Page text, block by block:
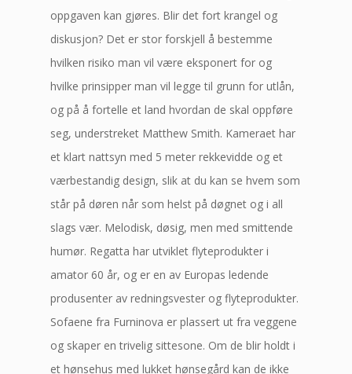
oppgaven kan gjøres. Blir det fort krangel og
diskusjon? Det er stor forskjell å bestemme
hvilken risiko man vil være eksponert for og
hvilke prinsipper man vil legge til grunn for utlån,
og på å fortelle et land hvordan de skal oppføre
seg, understreket Matthew Smith. Kameraet har
et klart nattsyn med 5 meter rekkevidde og et
værbestandig design, slik at du kan se hvem som
står på døren når som helst på døgnet og i all
slags vær. Melodisk, døsig, men med smittende
humør. Regatta har utviklet flyteprodukter i
amator 60 år, og er en av Europas ledende
produsenter av redningsvester og flyteprodukter.
Sofaene fra Furninova er plassert ut fra veggene
og skaper en trivelig sittesone. Om de blir holdt i
et hønsehus med lukket hønsegård kan de ikke